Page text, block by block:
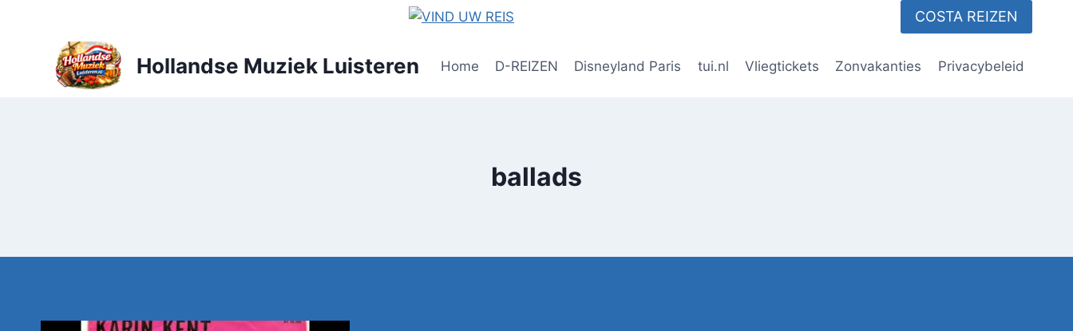
COSTA REIZEN
Hollandse Muziek Luisteren Home D-REIZEN Disneyland Paris tui.nl Vliegtickets Zonvakanties Privacybeleid
ballads